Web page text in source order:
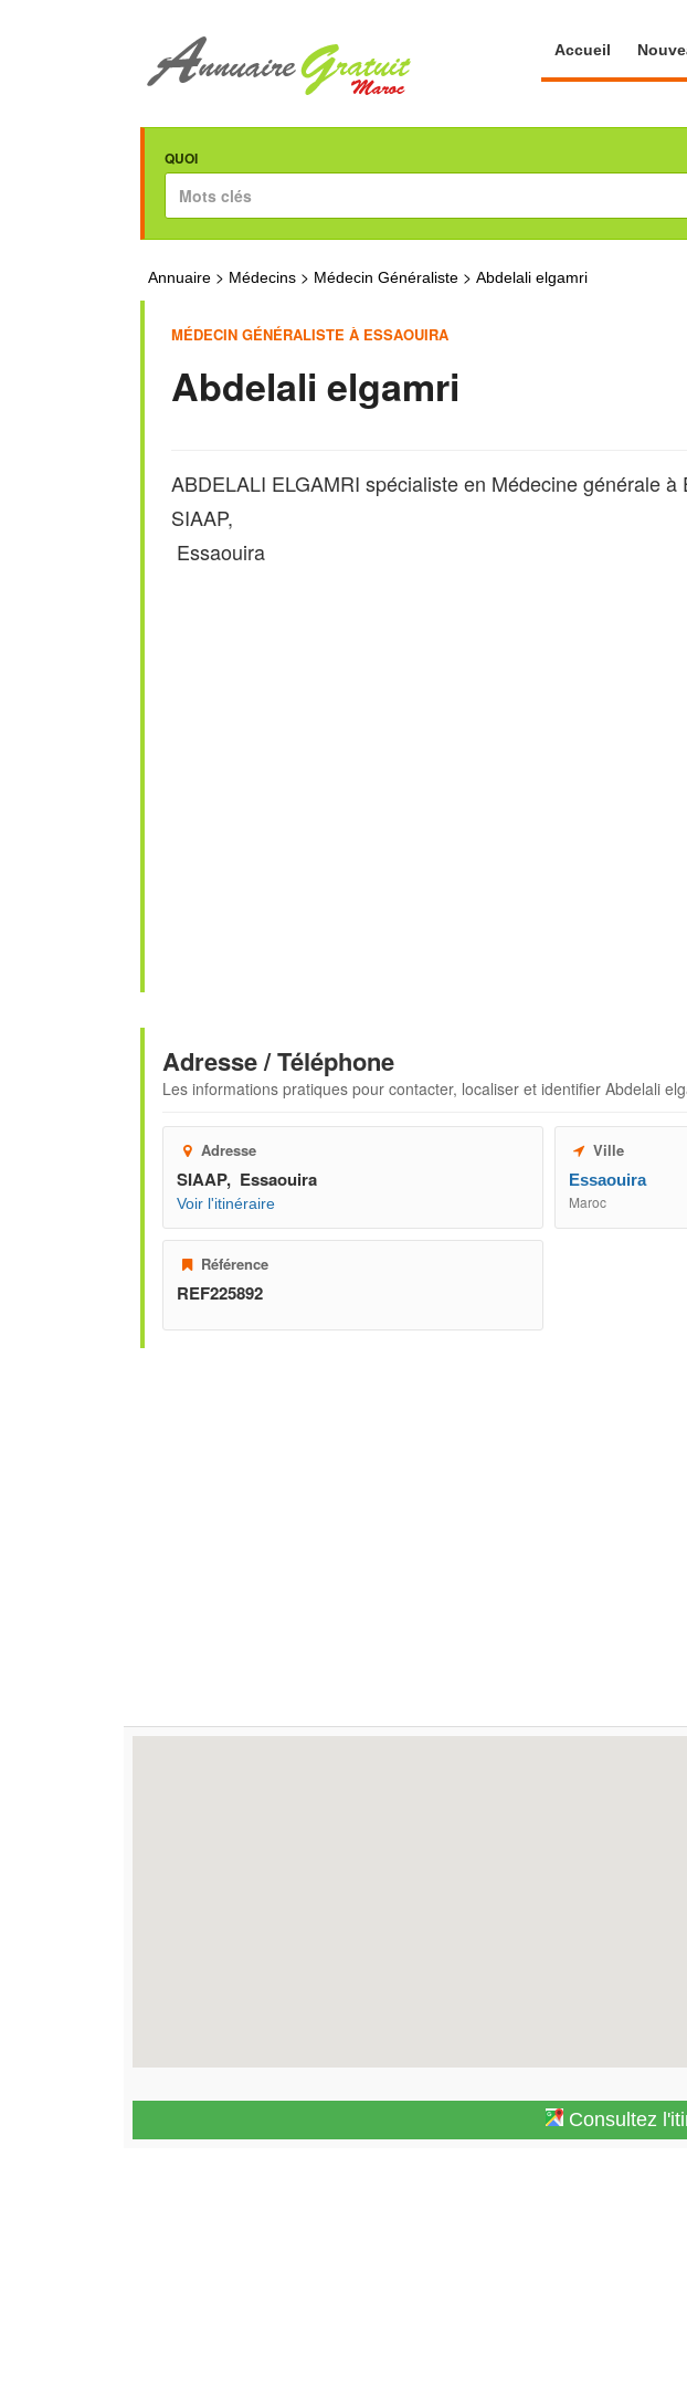
Accueil
QUOI
Annuaire > Médecins > Médecin Généraliste > Abdelali elgamri
MÉDECIN GÉNÉRALISTE À ESSAOUIRA
Abdelali elgamri
ABDELALI ELGAMRI spécialiste en Médecine générale à
SIAAP,
Essaouira
Adresse / Téléphone
Les informations pratiques pour contacter, localiser et identifier Abdelali
Adresse
SIAAP, Essaouira
Voir l'itinéraire
Ville
Essaouira
Maroc
Référence
REF225892
Consultez